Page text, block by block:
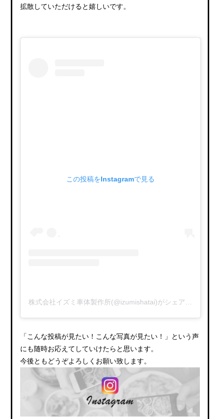
拡散していただけると嬉しいです。
この投稿をInstagramで見る
株式会社イズミ車体製作所(@izumishatai)がシェアした投稿
「こんな投稿が見たい！こんな写真が見たい！」という声
にも随時お応えてしていけたらと思います。
今後ともどうぞよろしくお願い致します。